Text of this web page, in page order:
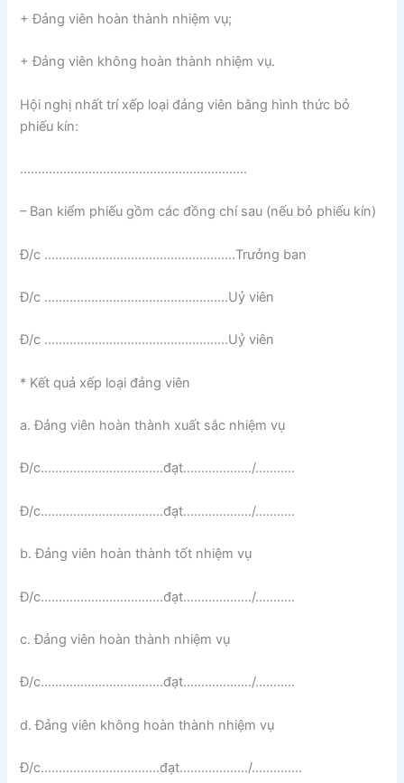
+ Đảng viên hoàn thành nhiệm vụ;
+ Đảng viên không hoàn thành nhiệm vụ.
Hội nghị nhất trí xếp loại đảng viên bằng hình thức bỏ
phiếu kín:
………………………………………………………
– Ban kiểm phiếu gồm các đồng chí sau (nếu bỏ phiếu kín)
Đ/c ……………………………………………..Trưởng ban
Đ/c ……………………………………………Uỷ viên
Đ/c ……………………………………………Uỷ viên
* Kết quả xếp loại đảng viên
a. Đảng viên hoàn thành xuất sắc nhiệm vụ
Đ/c…………………………….đạt………………./………..
Đ/c…………………………….đạt………………./………..
b. Đảng viên hoàn thành tốt nhiệm vụ
Đ/c…………………………….đạt………………./………..
c. Đảng viên hoàn thành nhiệm vụ
Đ/c…………………………….đạt………………./………..
d. Đảng viên không hoàn thành nhiệm vụ
Đ/c……………………………đạt………………./…………..